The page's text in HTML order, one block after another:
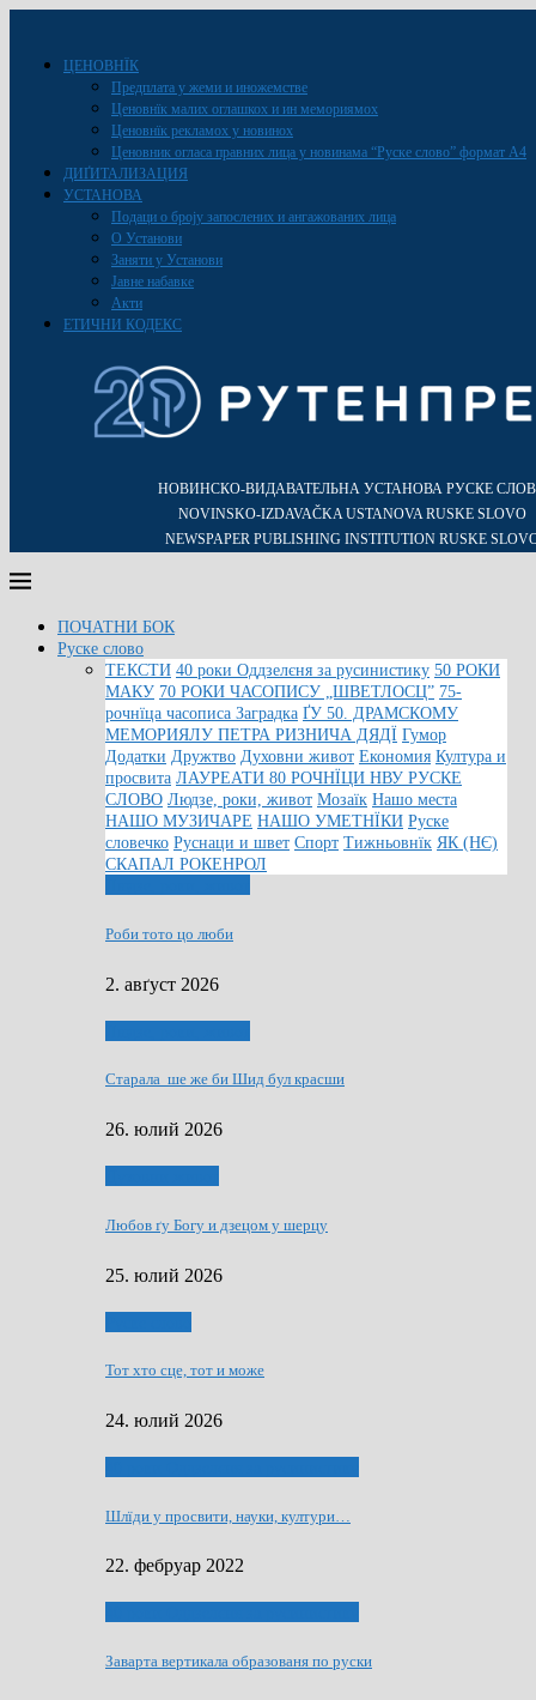
ЦЕНОВНЇК
Предплата у жеми и иножемстве
Ценовнїк малих оглашкох и ин мемориямох
Ценовнїк рекламох у новинох
Ценовник огласа правних лица у новинама “Руске слово” формат A4
ДИҐИТАЛИЗАЦИЯ
УСТАНОВА
Подаци о броју запослених и ангажованих лица
О Установи
Заняти у Установи
Јавне набавке
Акти
ЕТИЧНИ КОДЕКС
НОВИНСКО-ВИДАВАТЕЛЬНА УСТАНОВА РУСКЕ
NOVINSKO-IZDAVAČKA USTANOVA RUSKE SLOVO
NEWSPAPER PUBLISHING INSTITUTION RUSKE
ПОЧАТНИ БОК
Руске слово
ТЕКСТИ 40 роки Оддзелєня за русинистику 50 РОКИ
МАКУ 70 РОКИ ЧАСОПИСУ „ШВЕТЛОСЦ” 75-
рочнїца часописа Заградка ҐУ 50. ДРАМСКОМУ
МЕМОРИЯЛУ ПЕТРА РИЗНИЧА ДЯДЇ Гумор
Додатки Дружтво Духовни живот Економия Култура и
просвита ЛАУРЕАТИ 80 РОЧНЇЦИ НВУ РУСКЕ
СЛОВО Людзе, роки, живот Мозаїк Нашо места
НАШО МУЗИЧАРЕ НАШО УМЕТНЇКИ Руске
словечко Руснаци и швет Спорт Тижньовнїк ЯК (НЄ)
СКАПАЛ РОКЕНРОЛ
Роби тото цо люби
2. авґуст 2026
Старала ше же би Шид бул красши
26. юлий 2026
Любов ґу Богу и дзецом у шерцу
25. юлий 2026
Тот хто сце, тот и може
24. юлий 2026
Шлїди у просвити, науки, култури…
22. фебруар 2022
Заварта вертикала образованя по руски